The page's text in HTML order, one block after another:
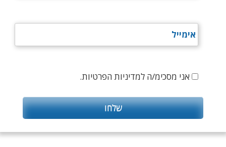
אני מסכימ/ה למדיניות הפרטיות.